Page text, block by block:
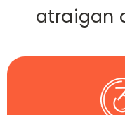
atraigan